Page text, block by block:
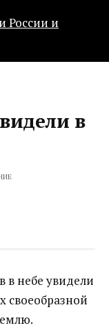
в
в небе увидели
своеобразной